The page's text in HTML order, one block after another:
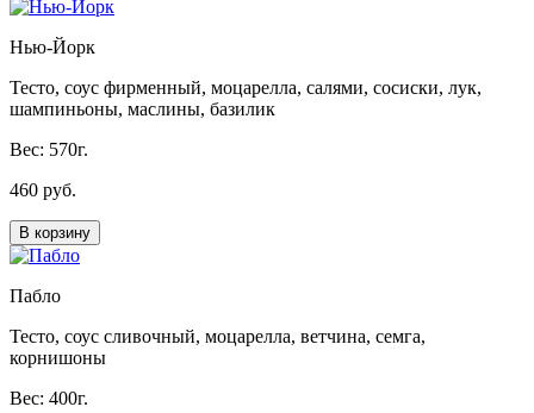
Нью-Йорк
Тесто, соус фирменный, моцарелла, салями, сосиски, лук,
шампиньоны, маслины, базилик
Вес: 570г.
460 руб.
В корзину
Пабло
Тесто, соус сливочный, моцарелла, ветчина, семга,
корнишоны
Вес: 400г.